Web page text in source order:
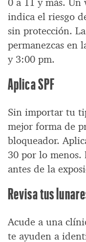
indica el riesgo
sin protección.
permanezcas en
y 3:00 pm.
Aplica SPF
Sin importar tu
mejor forma de
bloqueador.
30 por lo
antes de la
Revisa tus
Acude a una
te ayuden a